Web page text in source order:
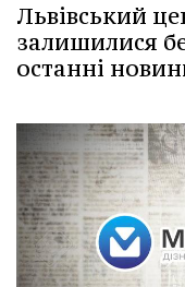
Львівський
залишилися
останні